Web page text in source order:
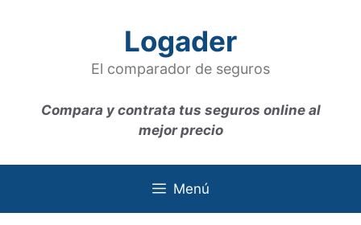
Logader
El comparador de seguros
Compara y contrata tus seguros online al
mejor precio
Menú